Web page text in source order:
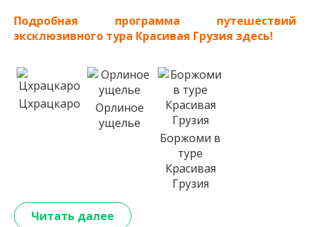
Подробная программа путешествий
эксклюзивного тура Красивая Грузия здесь!
Цхрацкаро
Орлиное
ущелье
Боржоми в
туре
Красивая
Грузия
Читать далее